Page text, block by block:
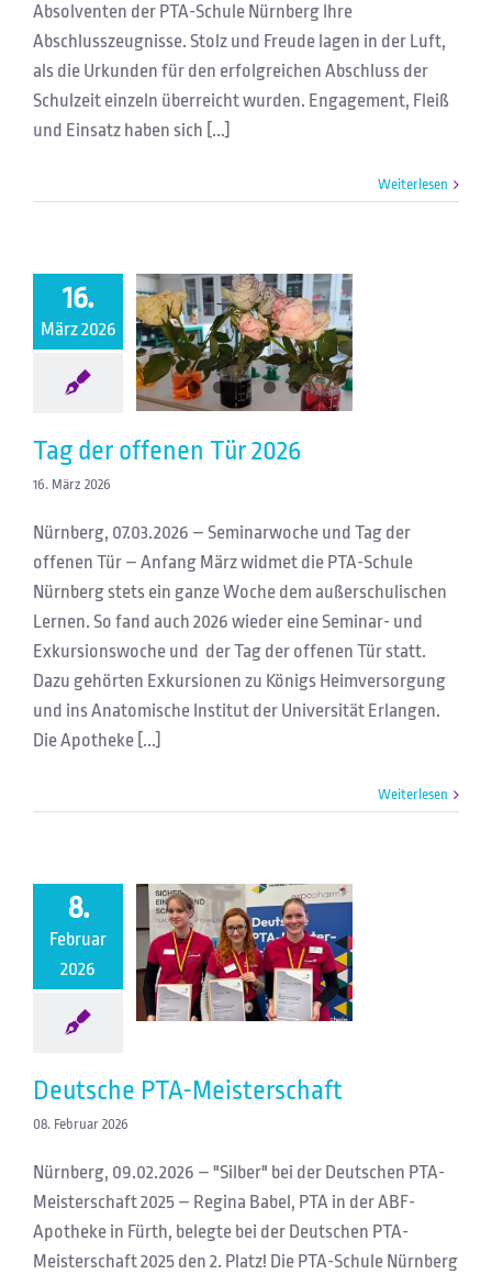
Absolventen der PTA-Schule Nürnberg Ihre
Abschlusszeugnisse. Stolz und Freude lagen in der Luft,
als die Urkunden für den erfolgreichen Abschluss der
Schulzeit einzeln überreicht wurden. Engagement, Fleiß
und Einsatz haben sich [...]
Weiterlesen
16.
März 2026
Tag der offenen Tür 2026
16. März 2026
Nürnberg, 07.03.2026 – Seminarwoche und Tag der
offenen Tür – Anfang März widmet die PTA-Schule
Nürnberg stets ein ganze Woche dem außerschulischen
Lernen. So fand auch 2026 wieder eine Seminar- und
Exkursionswoche und der Tag der offenen Tür statt.
Dazu gehörten Exkursionen zu Königs Heimversorgung
und ins Anatomische Institut der Universität Erlangen.
Die Apotheke [...]
Weiterlesen
8.
Februar
2026
Deutsche PTA-Meisterschaft
08. Februar 2026
Nürnberg, 09.02.2026 – "Silber" bei der Deutschen PTA-
Meisterschaft 2025 – Regina Babel, PTA in der ABF-
Apotheke in Fürth, belegte bei der Deutschen PTA-
Meisterschaft 2025 den 2. Platz! Die PTA-Schule Nürnberg